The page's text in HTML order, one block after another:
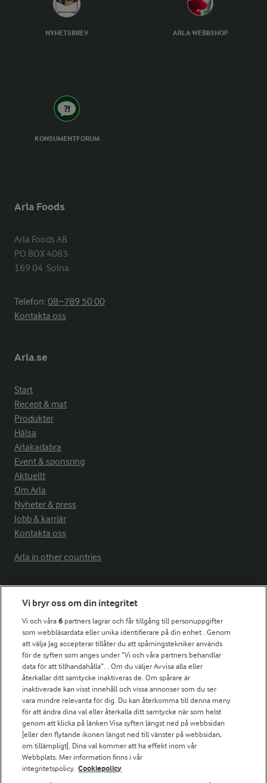
NYHETSBREV ARLA WEBBSHOP
KONSUMENTFORUM
Arla Foods
Arla Foods AB
PO BOX 4083
169 04  Solna
Telefon:08−789 50 00
Kontakta oss
Arla.se
Start
Recept & mat
Produkter
Hälsa
Arlakadabra
Event & sponsring
Aktuellt
Om Arla
Nyheter & press
Jobb & karriär
Kontakta oss
Arla in other countries
Fler Arlasajter
För ägare
Arlas kundportal
Arla.com
Falbygdens Ost
Arla webbshop
Bildbank
Följ oss
Vi bryr oss om din integritet
Vi och våra6 partners lagrar och får tillgång till personuppgifter
som webbläsardata eller unika identifierare på din enhet . Genom
att välja Jag accepterar tillåter du att spårningstekniker används
för de syften som anges under ”Vi och våra partners behandlar
data för att tillhandahålla”. . Om du väljer Avvisa alla eller
återkallar ditt samtycke inaktiveras de. Om spårare är
inaktiverade kan visst innehåll och vissa annonser som du ser
vara mindre relevanta för dig. Du kan återkomma till denna meny
för att ändra dina val eller återkalla ditt samtycke när som helst
genom att klicka på länken Visa syften längst ned på webbsidan
[eller den flytande ikonen längst ned till vänster på webbsidan,
om tillämpligt]. Dina val kommer att ha effekt inom vår
Webbplats. Mer information finns i vår
integritetspolicy. Cookiepolicy